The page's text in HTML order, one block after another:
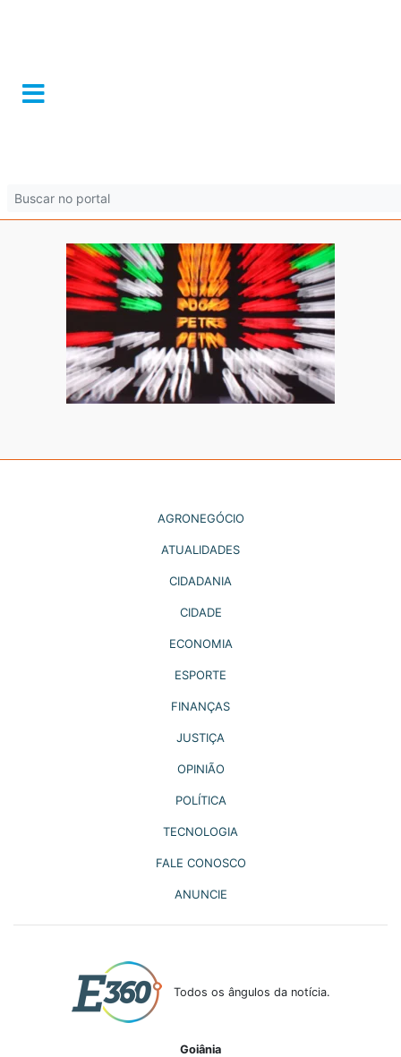
AGRONEGÓCIO
ATUALIDADES
CIDADANIA
CIDADE
ECONOMIA
ESPORTE
FINANÇAS
JUSTIÇA
OPINIÃO
POLÍTICA
TECNOLOGIA
FALE CONOSCO
ANUNCIE
Todos os ângulos da notícia.
Goiânia